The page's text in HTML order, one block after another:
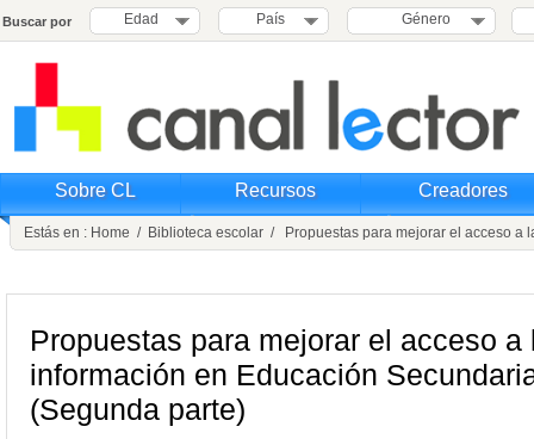
Buscar por Edad País Género
Sobre CL Recursos Creadores
Estás en : Home / Biblioteca escolar / Propuestas para mejorar el acceso a
Propuestas para mejorar el acceso a
información en Educación
(Segunda parte)